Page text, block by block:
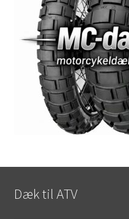
Dæk til ATV